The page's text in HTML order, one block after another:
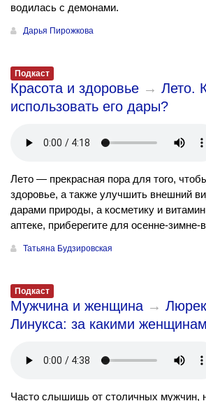
водилась с демонами.
Дарья Пирожкова
Подкаст
Красота и здоровье → Лето.
использовать его дары?
Лето — прекрасная пора для того,
здоровье, а также улучшить внешний
дарами природы, а косметику и
аптеке, приберегите для осенне-зимне-
Татьяна Будзировская
Подкаст
Мужчина и женщина →
Линукса: за какими
Часто слышишь от столичных мужчин,